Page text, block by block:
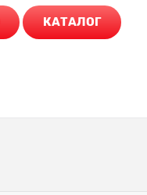
КАТАЛОГ